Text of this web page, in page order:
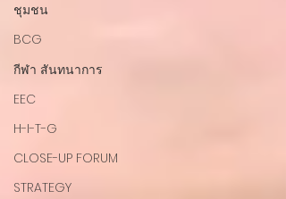
ชุมชน
BCG
กีฬา สันทนาการ
EEC
H-I-T-G
CLOSE-UP FORUM
STRATEGY